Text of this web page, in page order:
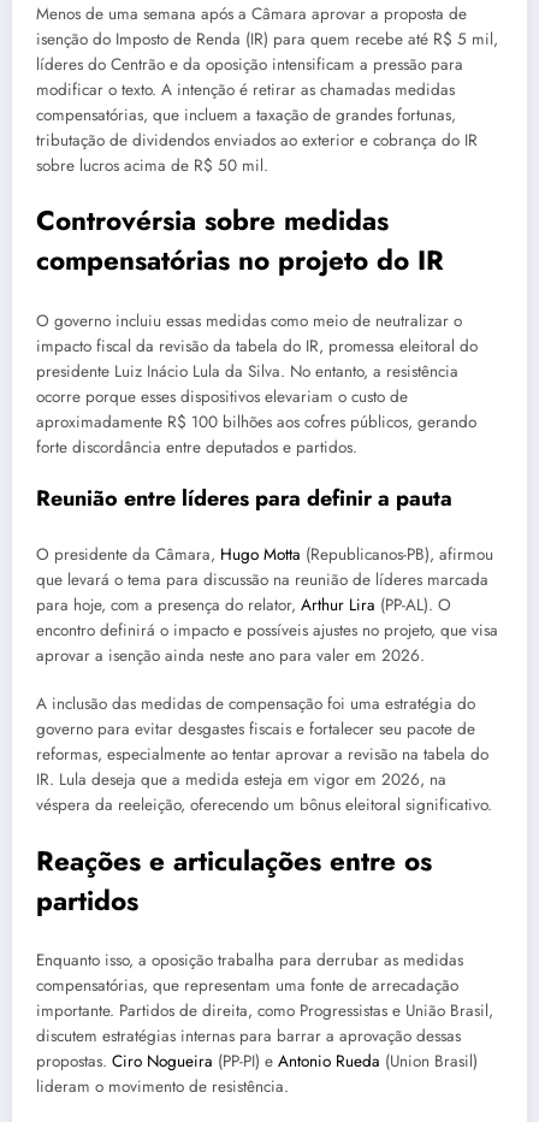
Menos de uma semana após a Câmara aprovar a proposta de
isenção do Imposto de Renda (IR) para quem recebe até R$ 5 mil,
líderes do Centrão e da oposição intensificam a pressão para
modificar o texto. A intenção é retirar as chamadas medidas
compensatórias, que incluem a taxação de grandes fortunas,
tributação de dividendos enviados ao exterior e cobrança do IR
sobre lucros acima de R$ 50 mil.
Controvérsia sobre medidas
compensatórias no projeto do IR
O governo incluiu essas medidas como meio de neutralizar o
impacto fiscal da revisão da tabela do IR, promessa eleitoral do
presidente Luiz Inácio Lula da Silva. No entanto, a resistência
ocorre porque esses dispositivos elevariam o custo de
aproximadamente R$ 100 bilhões aos cofres públicos, gerando
forte discordância entre deputados e partidos.
Reunião entre líderes para definir a pauta
O presidente da Câmara, Hugo Motta (Republicanos-PB), afirmou
que levará o tema para discussão na reunião de líderes marcada
para hoje, com a presença do relator, Arthur Lira (PP-AL). O
encontro definirá o impacto e possíveis ajustes no projeto, que visa
aprovar a isenção ainda neste ano para valer em 2026.
A inclusão das medidas de compensação foi uma estratégia do
governo para evitar desgastes fiscais e fortalecer seu pacote de
reformas, especialmente ao tentar aprovar a revisão na tabela do
IR. Lula deseja que a medida esteja em vigor em 2026, na
véspera da reeleição, oferecendo um bônus eleitoral significativo.
Reações e articulações entre os
partidos
Enquanto isso, a oposição trabalha para derrubar as medidas
compensatórias, que representam uma fonte de arrecadação
importante. Partidos de direita, como Progressistas e União Brasil,
discutem estratégias internas para barrar a aprovação dessas
propostas. Ciro Nogueira (PP-PI) e Antonio Rueda (Union Brasil)
lideram o movimento de resistência.